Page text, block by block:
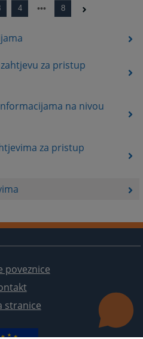
za pristup
na nivou
za pristup
4 8
poveznice
stranice